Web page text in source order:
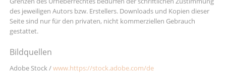
des jeweiligen Autors bzw. Erstellers. Downloads und Kopien dieser
Seite sind nur für den privaten, nicht kommerziellen Gebrauch
gestattet.
Bildquellen
Adobe Stock /www.https://stock.adobe.com/de